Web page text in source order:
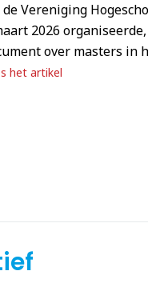
Vereniging
2026
over masters in
het artikel